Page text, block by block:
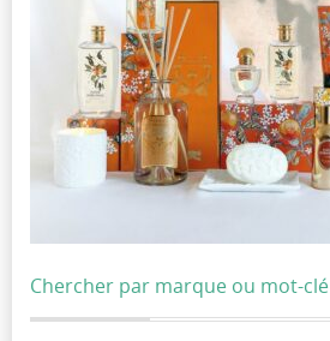
Chercher par marque ou mot-clé